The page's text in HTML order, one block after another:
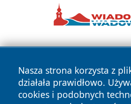
Nasza strona korzysta z
działała prawidłowo.
cookies i podobnych